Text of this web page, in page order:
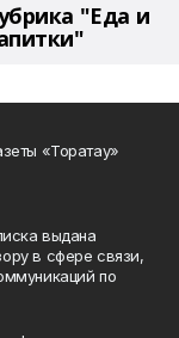
"Еда и
«Торатау»
выдана
в сфере связи,
по